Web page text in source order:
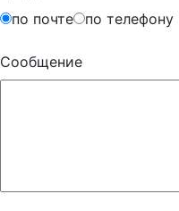
по почте
по телефону
Сообщение